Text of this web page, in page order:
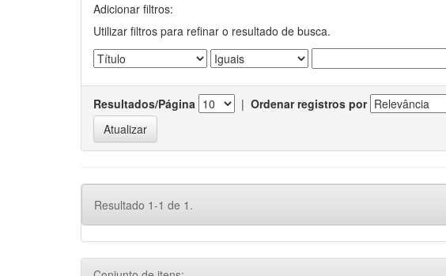
Adicionar filtros:
Utilizar filtros para refinar o resultado de busca.
Resultados/Página | Ordenar registros por
Resultado 1-1 de 1.